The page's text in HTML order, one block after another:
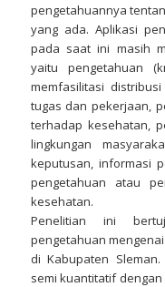
pengetahuannya
yang ada. Aplikasi
pada saat ini masih
yaitu pengetahuan
memfasilitasi
tugas dan pekerjaan,
terhadap kesehatan,
lingkungan
keputusan, informasi
pengetahuan atau
kesehatan.
Penelitian ini
pengetahuan
di Kabupaten
semi kuantitatif